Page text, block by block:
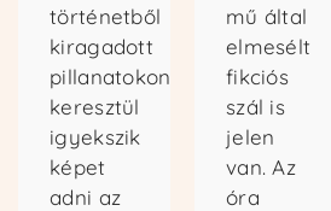
történetből
kiragadott
pillanatokon
keresztül
igyekszik
képet
adni az
mű által
elmesélt
fikciós
szál is
jelen
van. Az
óra